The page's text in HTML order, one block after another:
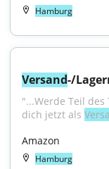
Hamburg
Versand-/
"...Werde Teil
dich jetzt als
Amazon
Hamburg